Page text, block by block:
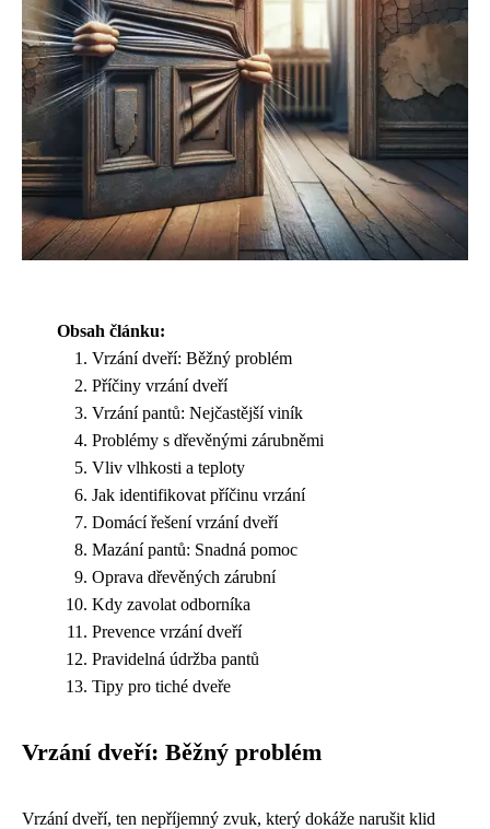
Obsah článku:
Vrzání dveří: Běžný problém
Příčiny vrzání dveří
Vrzání pantů: Nejčastější viník
Problémy s dřevěnými zárubněmi
Vliv vlhkosti a teploty
Jak identifikovat příčinu vrzání
Domácí řešení vrzání dveří
Mazání pantů: Snadná pomoc
Oprava dřevěných zárubní
Kdy zavolat odborníka
Prevence vrzání dveří
Pravidelná údržba pantů
Tipy pro tiché dveře
Vrzání dveří: Běžný problém
Vrzání dveří, ten nepříjemný zvuk, který dokáže narušit klid